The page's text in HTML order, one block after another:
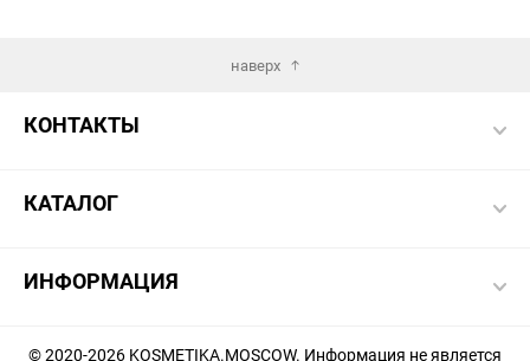
наверх
КОНТАКТЫ
КАТАЛОГ
ИНФОРМАЦИЯ
© 2020-2026 KOSMETIKA.MOSCOW. Информация не является